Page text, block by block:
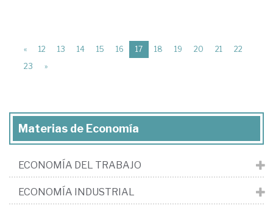
« 12 13 14 15 16 17(current)
18 19 20 21
22
23
»
Materias de Economía
ECONOMÍA DEL TRABAJO
ECONOMÍA INDUSTRIAL